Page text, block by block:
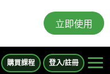
立即使用
購買課程 登入/註冊